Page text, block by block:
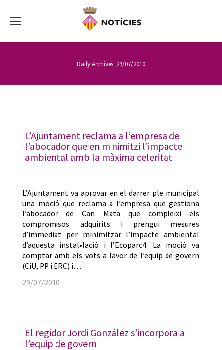
Daily Archives: 29/07/2010
L’Ajuntament reclama a l’empresa de
l’abocador que en minimitzi l’impacte
ambiental amb la màxima celeritat
L’Ajuntament va aprovar en el darrer ple municipal
una moció que reclama a l’empresa que gestiona
l’abocador de Can Mata que compleixi els
compromisos adquirits i prengui mesures
d’immediat per minimitzar l’impacte ambiental
d’aquesta instal•lació i l’Ecoparc4. La moció va
comptar amb els vots a favor de l’equip de govern
(CiU, PP i ERC) i…
29/07/2010
El regidor Jordi González s’incorpora a
l’equip de govern